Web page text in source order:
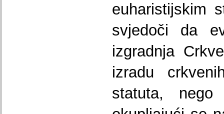
euharistijskim
svjedoči da
izgradnja
izradu
statuta,